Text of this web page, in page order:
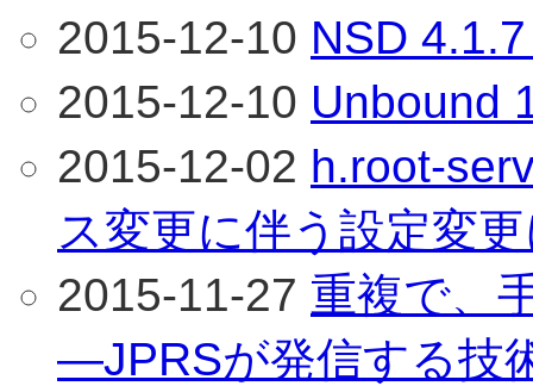
2015-12-10 NSD
2015-12-10 Unbound
2015-12-02 h.root-
ス変更に伴う設定変
2015-11-27 重複で、
―JPRSが発信する技